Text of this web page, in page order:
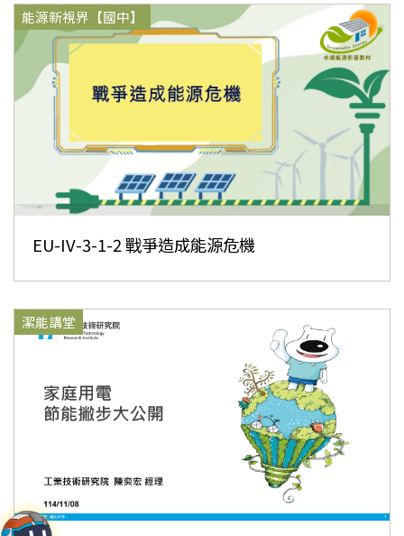
能源新視界【國中】
EU-IV-3-1-2 戰爭造成能源危機
潔能講堂